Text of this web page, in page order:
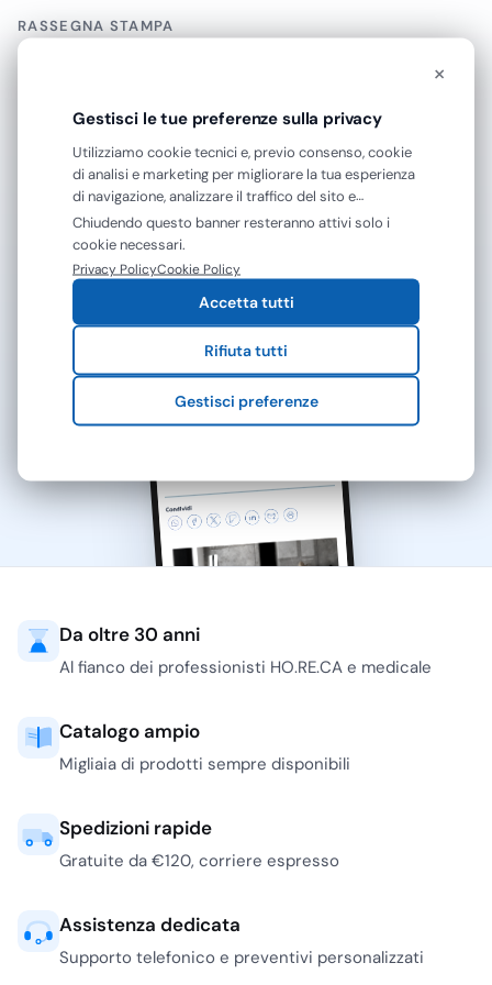
indicata per accessi
uno scaffale, pulire il
bordo superiore di una
cappa, sostituire piccole
forniture, raggiungere
armadi tecnici. Nei locali
HoReCa conviene
scegliere modelli con
antiscivolo e struttura
pavimento può essere
umido o trattato con
detergenti. Lescale in
sono apprezzate per il
peso contenuto, mentre
l’acciaio cromato offre
una sensazione di
servizio.
Il trabattello, invece, è
per lavori in altezza più
lunghi: pulizia di vetrate
alte, manutenzione di
tinteggiature leggere,
interventi in magazzini
quote importanti, come i
lavori che richiedono un
trabattello da 6, 7 o 8
RASSEGNA STAMPA
“Gevenit presenta la nuova piattaforma online:
esperienza e servizi digitali nel settore del monouso,
pulizia e sanitari.”
— MilanoFinanza.it
Da oltre 30 anni
Al fianco dei professionisti HO.RE.CA e medicale
Catalogo ampio
Migliaia di prodotti sempre disponibili
Spedizioni rapide
Gratuite da €120, corriere espresso
Assistenza dedicata
Supporto telefonico e preventivi personalizzati
×
Gestisci le tue preferenze sulla privacy
Utilizziamo cookie tecnici e, previo consenso, cookie
di analisi e marketing per migliorare la tua esperienza
di navigazione, analizzare il traffico del sito e
mostrarti contenuti e pubblicità personalizzati. Puoi
accettare tutti i cookie oppure gestire le tue
preferenze. Puoi modificare o revocare il consenso in
qualsiasi momento.
Chiudendo questo banner resteranno attivi solo i
cookie necessari.
Privacy PolicyCookie Policy
Accetta tutti
Rifiuta tutti
Gestisci preferenze